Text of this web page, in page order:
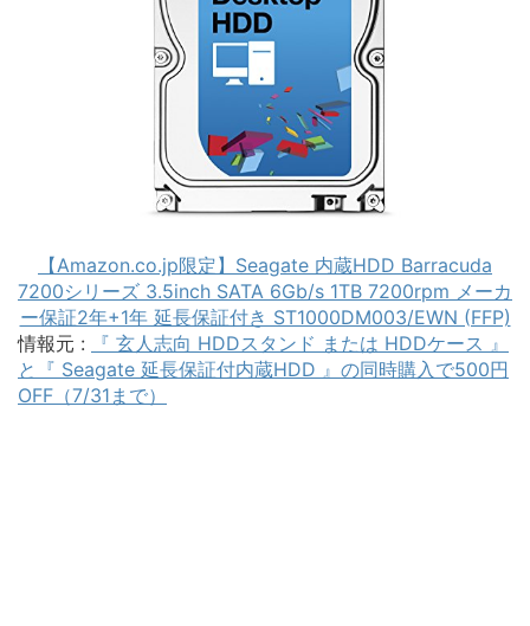
【Amazon.co.jp限定】Seagate 内蔵HDD Barracuda
7200シリーズ 3.5inch SATA 6Gb/s 1TB 7200rpm メーカ
ー保証2年+1年 延長保証付き ST1000DM003/EWN (FFP)
情報元 :
『 玄人志向 HDDスタンド または HDDケース 』
と『 Seagate 延長保証付内蔵HDD 』の同時購入で500円
OFF（7/31まで）